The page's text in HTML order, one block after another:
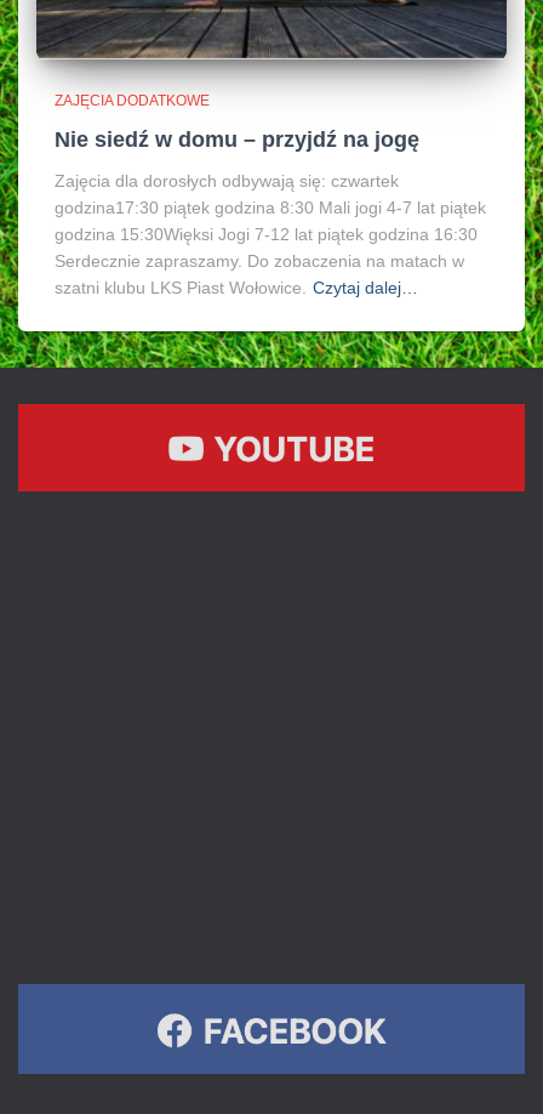
ZAJĘCIA DODATKOWE
Nie siedź w domu – przyjdź na jogę
Zajęcia dla dorosłych odbywają się: czwartek
godzina17:30 piątek godzina 8:30 Mali jogi 4-7 lat piątek
godzina 15:30Więksi Jogi 7-12 lat piątek godzina 16:30
Serdecznie zapraszamy. Do zobaczenia na matach w
szatni klubu LKS Piast Wołowice.
Czytaj dalej…